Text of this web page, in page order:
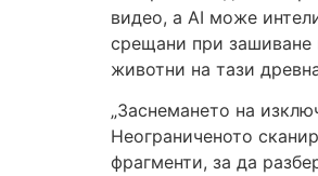
видео, а AI може
срещани при зашиване
животни на тази
„Заснемането на
Неограниченото
фрагменти, за да